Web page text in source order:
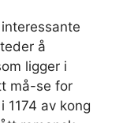
å
ligger i
må-se for
1174 av kong